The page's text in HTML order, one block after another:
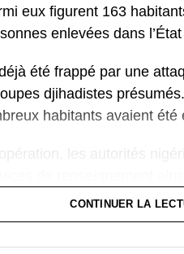
eux figurent 163
enlevées dans
été frappé par une
djihadistes
habitants avaient été
a permis de
d’accès.
CONTINUER LA